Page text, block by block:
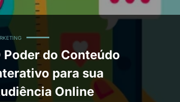
Poder do Conteúdo
para sua
Online